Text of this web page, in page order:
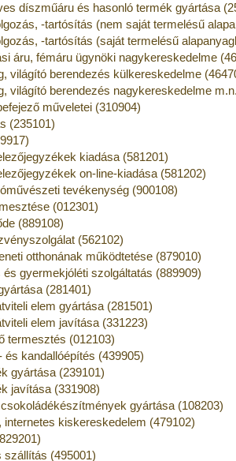
díszműáru és hasonló termék gyártása
-tartósítás (nem saját termelésű
-tartósítás (saját termelésű
áru, fémáru ügynöki nagykereskedelme
világító berendezés külkereskedelme
világító berendezés nagykereskedelme
műveletei (310904)
(235101)
kiadása (581201)
on-line-kiadása (581202)
tevékenység (900108)
(012301)
(889108)
(562102)
otthonának működtetése (879010)
gyermekjóléti szolgáltatás (889909)
(281401)
elem gyártása (281501)
elem javítása (331223)
termesztés (012103)
és kandallóépítés (439905)
gyártása (239101)
javítása (331908)
gyártása (108203)
internetes kiskereskedelem (479102)
(495001)